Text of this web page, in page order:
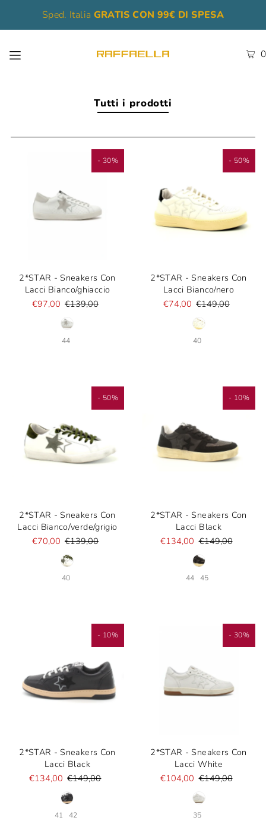
Sped. Italia GRATIS CON 99€ DI SPESA
0
Tutti i prodotti
- 30%
2*STAR - Sneakers Con
Lacci Bianco/ghiaccio
€97,00 €139,00
44
- 50%
2*STAR - Sneakers Con
Lacci Bianco/nero
€74,00 €149,00
40
- 50%
2*STAR - Sneakers Con
Lacci Bianco/verde/grigio
€70,00 €139,00
40
- 10%
2*STAR - Sneakers Con
Lacci Black
€134,00 €149,00
44 45
- 10%
2*STAR - Sneakers Con
Lacci Black
€134,00 €149,00
41 42
- 30%
2*STAR - Sneakers Con
Lacci White
€104,00 €149,00
35